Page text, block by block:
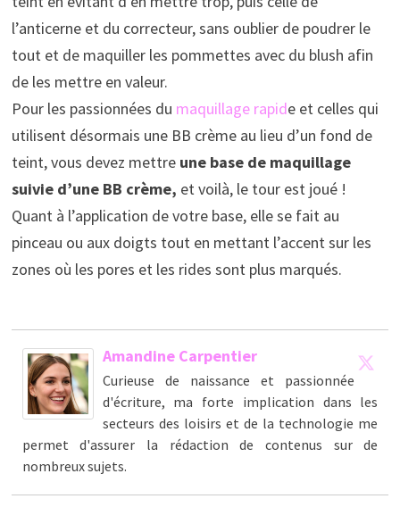
l’anticerne et du correcteur, sans oublier de poudrer le
tout et de maquiller les pommettes avec du blush afin
de les mettre en valeur.
Pour les passionnées du maquillage rapide et celles qui
utilisent désormais une BB crème au lieu d’un fond de
teint, vous devez mettreune base de maquillage
suivie d’une BB crème, et voilà, le tour est joué !
Quant à l’application de votre base, elle se fait au
pinceau ou aux doigts tout en mettant l’accent sur les
zones où les pores et les rides sont plus marqués.
Amandine Carpentier
Curieuse de naissance et passionnée
d'écriture, ma forte implication dans les
secteurs des loisirs et de la technologie me
permet d'assurer la rédaction de contenus sur de
nombreux sujets.